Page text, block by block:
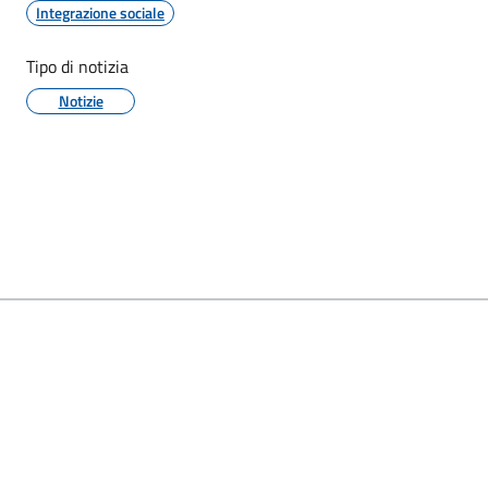
Integrazione sociale
Tipo di notizia
Notizie